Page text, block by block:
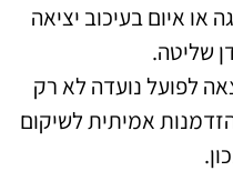
או איום בעיכוב יציאה
שליטה.
לפועל נועדה לא רק
אמיתית לשיקום